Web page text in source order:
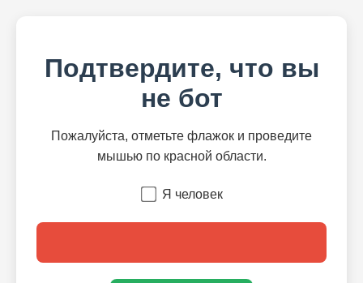
Подтвердите, что вы
не бот
Пожалуйста, отметьте флажок и проведите
мышью по красной области.
Я человек